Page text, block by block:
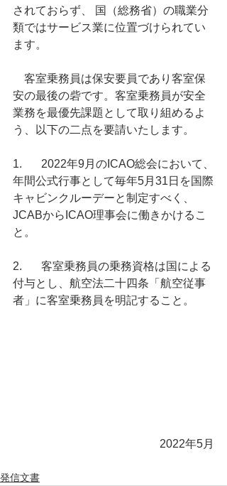
されておらず、 国（総務省）の職業分
類ではサービス業に位置づけられてい
ます。
客室乗務員は保安要員であり客室保
安の最後の砦です。客室乗務員が安全
業務を最優先課題として取り組めるよ
う、以下の二点を要請いたします。
1.	2022年9月のICAO総会において、
年間公式行事として毎年5月31日を国際
キャビンクルーデーと制定すべく、
JCABからICAO理事会に働きかけるこ
と。
2.	客室乗務員の乗務資格は国による
付与とし、航空法二十四条「航空従事
者」に客室乗務員を明記すること。
2022年5月
発信文書